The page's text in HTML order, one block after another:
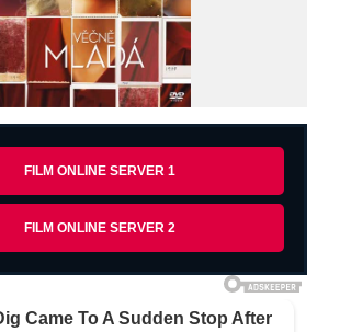
FILM ONLINE SERVER 1
FILM ONLINE SERVER 2